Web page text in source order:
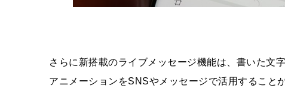
さらに新搭載のライブメッセージ機能は、書いた文
アニメーションをSNSやメッセージで活用すること